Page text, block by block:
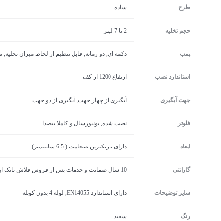
طرح ساده
حجم تخلیه 2 تا 7 لیتر
پمپ دکمه ای, دو زمانه, قابل تنظیم از لحاظ میزان
استاندارد نصب ارتفاع 1200 از کف
جهت آبگیری آبگیری از چهار جهت, آبگیری از دو جهت
فلوتر نصب شده, یونیورسال و کاملا بیصدا
ابعاد دارای باریکترین ضخامت ( 6.5 سانتیمتر)
گارانتی 10 سال ضمانت و خدمات پس از فروش فلاش تانک ایران
سایر توضیحات دارای استاندارد EN14055, لوله 4 بدون کوپله
رنگ سفید